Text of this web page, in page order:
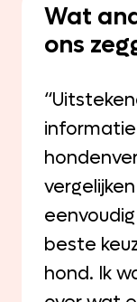
Wat
ons
beste
hond. Ik